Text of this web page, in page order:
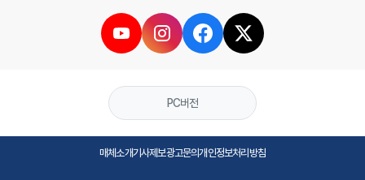
PC버전
매체소개기사제보광고문의개인정보처리방침